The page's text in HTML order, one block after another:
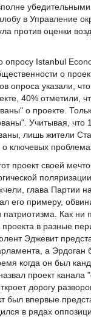
в Управление
против оценки
опросу Istanbul
о
опроса указали,
40% отметили,
о проекте.
Учитывая, что
лишь жители
ключевых
проект своей
глава Партии
его примеру,
патриотизма. Как ни
в разные
Эджевит
а
когда он был
проект
дорогу
был впервые
в рядах